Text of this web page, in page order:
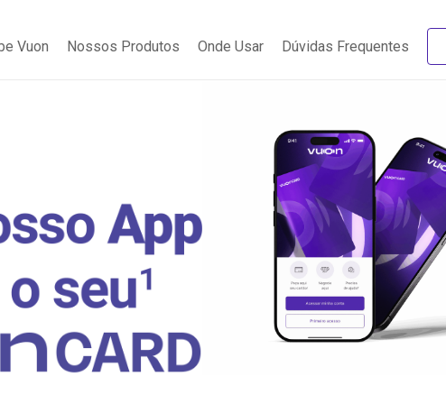
Vuon Nossos Produtos Onde Usar Dúvidas Frequentes